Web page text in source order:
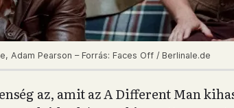
Adam Pearson – Forrás: Faces Off / Berlinale.de
az, amit az A Different Man